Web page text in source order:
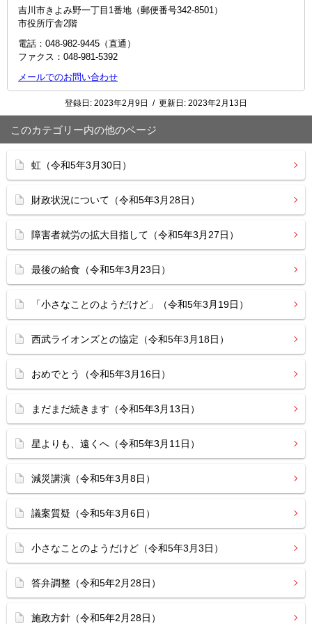
吉川市きよみ野一丁目1番地（郵便番号342-8501）
市役所庁舎2階
電話：048‐982‐9445（直通）
ファクス：048-981-5392
メールでのお問い合わせ
登録日: 2023年2月9日 / 更新日: 2023年2月13日
このカテゴリー内の他のページ
虹（令和5年3月30日）
財政状況について（令和5年3月28日）
障害者就労の拡大目指して（令和5年3月27日）
最後の給食（令和5年3月23日）
「小さなことのようだけど」（令和5年3月19日）
西武ライオンズとの協定（令和5年3月18日）
おめでとう（令和5年3月16日）
まだまだ続きます（令和5年3月13日）
星よりも、遠くへ（令和5年3月11日）
減災講演（令和5年3月8日）
議案質疑（令和5年3月6日）
小さなことのようだけど（令和5年3月3日）
答弁調整（令和5年2月28日）
施政方針（令和5年2月28日）